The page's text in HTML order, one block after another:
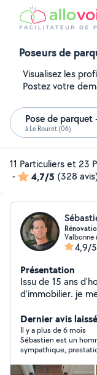
Poseurs de
Visualisez les
Postez votre
Pose de parquet
à Le Rouret (06)
11 Particuliers et 23
-
4,7/5 (328
Valbonne
4,9/5
Présentation
Issu de 15 ans
d'immobilier. je
mise en vente et
mon service de
Saisonnière, pour
préserver leur
Contact
Dernier avis
Il y a plus de 6 mois
Sébastien est un homme très sérieux ,
sympathique,
recommande vivement.